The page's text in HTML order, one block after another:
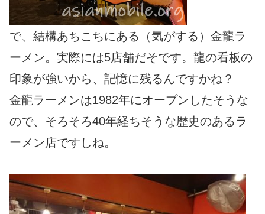
で、結構あちこちにある（気がする）金龍ラ
ーメン。実際には5店舗だそです。龍の看板の
印象が強いから、記憶に残るんですかね？
金龍ラーメンは1982年にオープンしたそうな
ので、そろそろ40年経ちそうな歴史のあるラ
ーメン店ですしね。